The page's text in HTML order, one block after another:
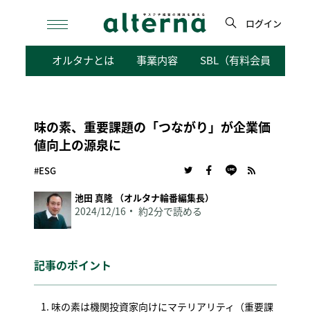
検
ログイン
オルタナとは 事業内容 SBL（有料会員向けサ
味の素、重要課題の「つながり」が企業価
値向上の源泉に
#ESG
池田 真隆 （オルタナ輪番編集長）
2024/12/16 約2分で読める
記事のポイント
味の素は機関投資家向けにマテリアリティ（重要課